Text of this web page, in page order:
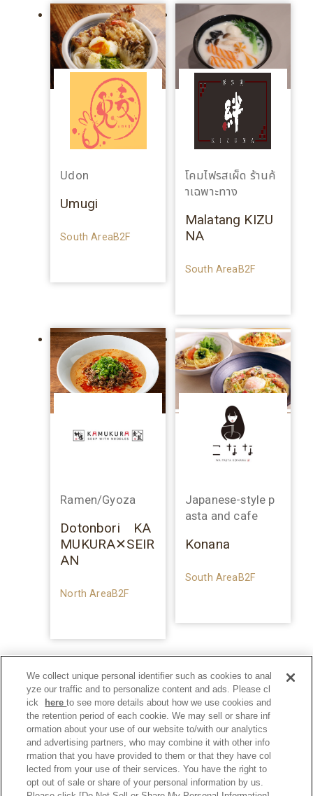
Udon
Umugi
South AreaB2F
โคมไฟรสเผ็ด ร้านค้
าเฉพาะทาง
Malatang KIZU
NA
South AreaB2F
Ramen/Gyoza
Dotonbori KA
MUKURA✕SEIR
AN
North AreaB2F
Japanese-style p
asta and cafe
Konana
South AreaB2F
We collect unique personal identifier such as cookies to anal
yze our traffic and to personalize content and ads. Please cl
ick
hereto see more details about how we use cookies and
the retention period of each cookie. We may sell or share inf
ormation about your use of our website to/with our analytics
and advertising partners, who may combine it with other info
rmation that you have provided to them or that they have col
lected from your use of their services. You have the right to
opt out of sale or share of your personal information by us.